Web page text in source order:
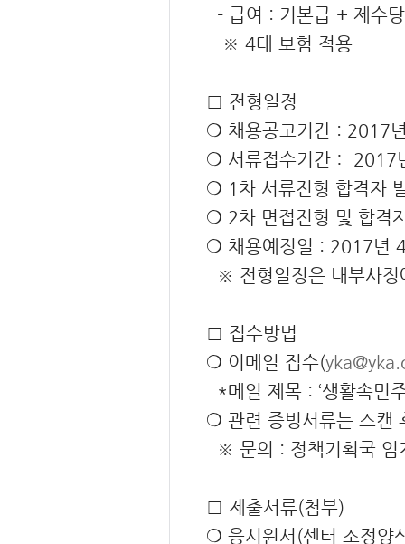
- 급여 : 기본급 + 제수
※ 4대 보험 적용
□ 전형일정
❍ 채용공고기간 : 2017
❍ 서류접수기간： 2017
❍ 1차 서류전형 합격자
❍ 2차 면접전형 및 합격
❍ 채용예정일 : 2017년
※ 전형일정은 내부사정
□ 접수방법
❍ 이메일 접수(
*메일 제목 : ‘생활속민
❍ 관련 증빙서류는 스캔
※ 문의 : 정책기획국
□ 제출서류(첨부)
❍ 응시원서(센터 소정양